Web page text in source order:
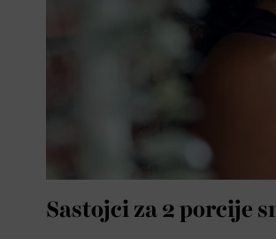
Sastojci za 2 porcije